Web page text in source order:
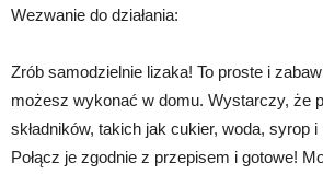
Wezwanie do działania:
Zrób samodzielnie lizaka! To proste i
możesz wykonać w domu. Wystarczy, że
składników, takich jak cukier, woda, syrop
Połącz je zgodnie z przepisem i gotowe!